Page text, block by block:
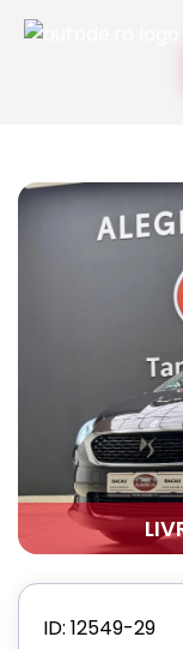
ID: 12549-29